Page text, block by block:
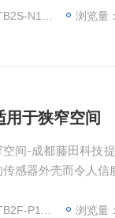
还具有可靠的目标
N1331 浏览量
于狭窄空间
间-成都藤田科技
感器外壳而令人信
还具有可靠的目标
P1131 浏览量